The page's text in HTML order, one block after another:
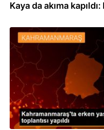
Kaya da akıma
29.06.2022